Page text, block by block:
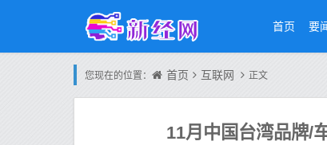
首页 要
您现在的位置： 首页 互联网 正文
11月中国台湾品牌/